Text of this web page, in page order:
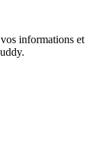
informations et